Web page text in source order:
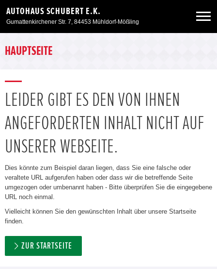
AUTOHAUS SCHUBERT E.K.
Gumattenkirchener Str. 7, 84453 Mühldorf-Mößling
Neuwagen
Angebote
Unser Autohaus
HAUPTSEITE
LEIDER GIBT ES DEN VON IHNEN
ANGEFORDERTEN INHALT NICHT AUF
UNSERER WEBSEITE.
Dies könnte zum Beispiel daran liegen, dass Sie eine falsche oder
veraltete URL aufgerufen haben oder dass wir die betreffende Seite
umgezogen oder umbenannt haben - Bitte überprüfen Sie die eingegebene
URL noch einmal.
Vielleicht können Sie den gewünschten Inhalt über unsere Startseite
finden.
ZUR STARTSEITE